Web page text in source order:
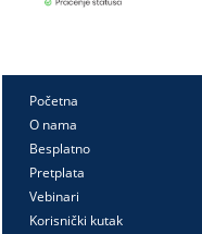
Početna
O nama
Besplatno
Pretplata
Vebinari
Korisnički kutak